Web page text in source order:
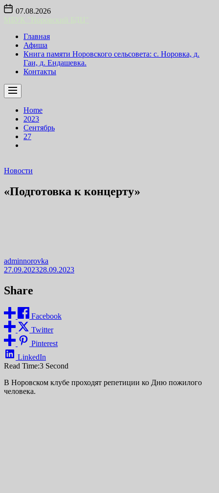
Skip
content
07.08.2026
Главная
Афиша
Книга памяти Норовского сельсовета: с. Норовка, д.
Гаи, д. Ендашевка.
Контакты
Home
2023
Сентябрь
27
Новости
«Подготовка к концерту»
adminnorovka
27.09.202328.09.2023
Share
Facebook
Twitter
Pinterest
LinkedIn
Read Time:3 Second
В Норовском клубе проходят репетиции ко Дню пожилого
человека.